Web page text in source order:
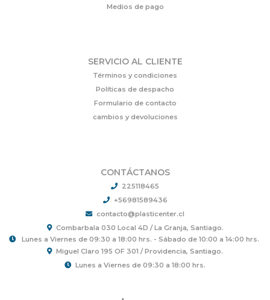
Medios de pago
SERVICIO AL CLIENTE
Términos y condiciones
Políticas de despacho
Formulario de contacto
cambios y devoluciones
CONTÁCTANOS
225118465
+56981589436
contacto@plasticenter.cl
Combarbala 030 Local 4D / La Granja, Santiago.
Lunes a Viernes de 09:30 a 18:00 hrs. - Sábado de 10:00 a 14:00 hrs.
Miguel Claro 195 OF 301 / Providencia, Santiago.
Lunes a Viernes de 09:30 a 18:00 hrs.